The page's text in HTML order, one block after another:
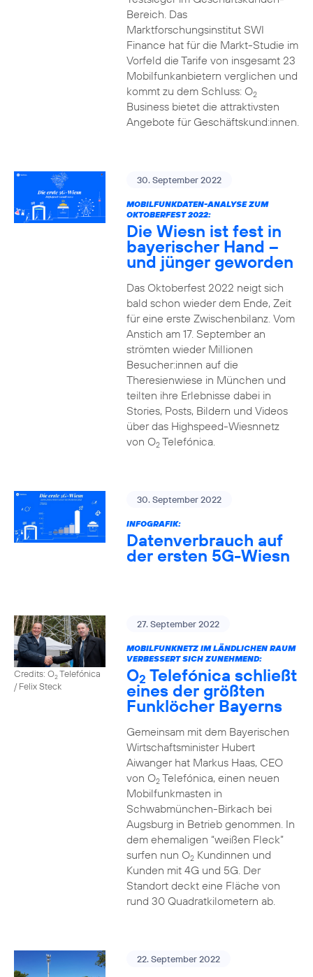
Bereich. Das
Marktforschungsinstitut SWI
Finance hat für die Markt-Studie im
Vorfeld die Tarife von insgesamt 23
Mobilfunkanbietern verglichen und
kommt zu dem Schluss: O2
Business bietet die attraktivsten
Angebote für Geschäftskund:innen.
30. September 2022
MOBILFUNKDATEN-ANALYSE ZUM
OKTOBERFEST 2022:
Die Wiesn ist fest in
bayerischer Hand –
und jünger geworden
Das Oktoberfest 2022 neigt sich
bald schon wieder dem Ende, Zeit
für eine erste Zwischenbilanz. Vom
Anstich am 17. September an
strömten wieder Millionen
Besucher:innen auf die
Theresienwiese in München und
teilten ihre Erlebnisse dabei in
Stories, Posts, Bildern und Videos
über das Highspeed-Wiesnnetz
von O2Telefónica.
30. September 2022
INFOGRAFIK:
Datenverbrauch auf
der ersten 5G-Wiesn
Credits: O2Telefónica
/ Felix Steck
27. September 2022
MOBILFUNKNETZ IM LÄNDLICHEN RAUM
VERBESSERT SICH ZUNEHMEND:
O2 Telefónica schließt
eines der größten
Funklöcher Bayerns
Gemeinsam mit dem Bayerischen
Wirtschaftsminister Hubert
Aiwanger hat Markus Haas, CEO
von O2Telefónica, einen neuen
Mobilfunkmasten in
Schwabmünchen-Birkach bei
Augsburg in Betrieb genommen. In
dem ehemaligen “weißen Fleck”
surfen nun O2Kundinnen und
Kunden mit 4G und 5G. Der
Standort deckt eine Fläche von
rund 30 Quadratkilometern ab.
22. September 2022